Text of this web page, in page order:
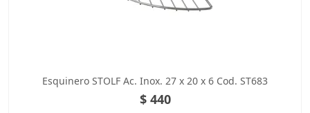
Esquinero STOLF Ac. Inox. 27 x 20 x 6 Cod. ST683
$ 440